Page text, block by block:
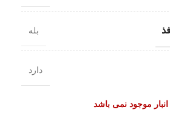
بله
دارد
انبار موجود نمی باشد